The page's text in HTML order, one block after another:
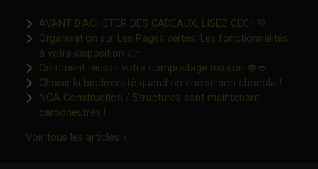
AVANT D’ACHETER DES CADEAUX, LISEZ CECI! 💚
Organisation sur Les Pages vertes: Les fonctionnalités
à votre disposition 👉Ce lien s'ouvrira dans une nouvelle
Comment réussir votre compostage maison 🍓🥙
Choisir la biodiversité quand on choisit son chocolat!Ce lien
NGA Construction / Structures sont maintenant
carboneutres !Ce lien s'ouvrira dans une nouvelle fenêtre"
Voir tous les articles »Ce lien s'ouvrira dans une nouvelle